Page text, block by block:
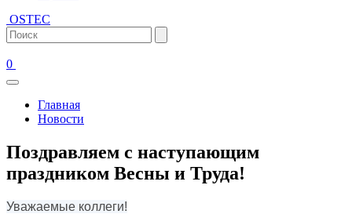
OSTEC
0
Главная
Новости
Поздравляем с наступающим
праздником Весны и Труда!
Уважаемые коллеги!